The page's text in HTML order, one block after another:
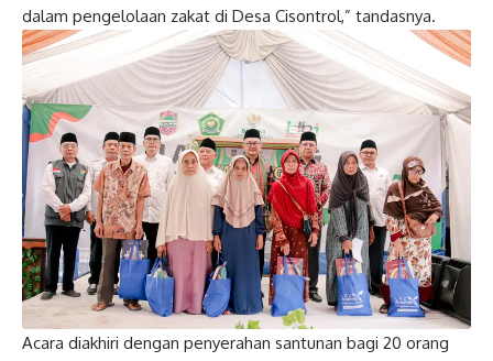
dalam pengelolaan zakat di Desa Cisontrol,” tandasnya.
Acara diakhiri dengan penyerahan santunan bagi 20 orang